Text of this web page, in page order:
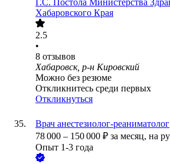
Г.С. Постола Министерства
Хабаровского Края
2.5
•
8 отзывов
Хабаровск, р-н Кировский
Можно без резюме
Откликнитесь среди первых
Откликнуться
Врач анестезиолог-реаниматолог
78 000 – 150 000 ₽ за месяц, на
Опыт 1-3 года